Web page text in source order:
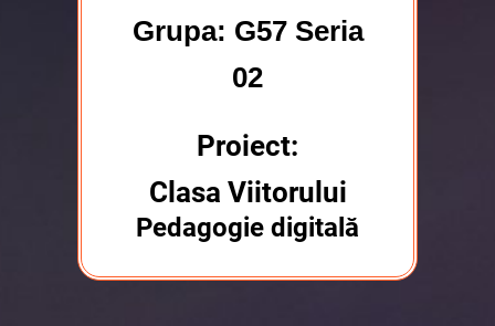
Grupa: G57 Seria
02
Proiect:
Clasa Viitorului
Pedagogie digitală